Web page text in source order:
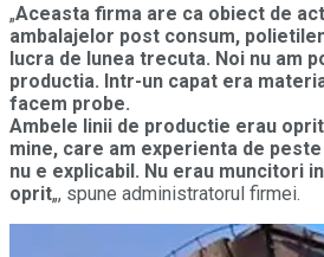
„Aceasta firma are ca obiect de
ambalajelor post consum,
lucra de lunea trecuta. Noi nu am
productia. Intr-un capat era
facem probe.
Ambele linii de productie erau
mine, care am experienta de
nu e explicabil. Nu erau muncitori
oprit„, spune administratorul firmei.